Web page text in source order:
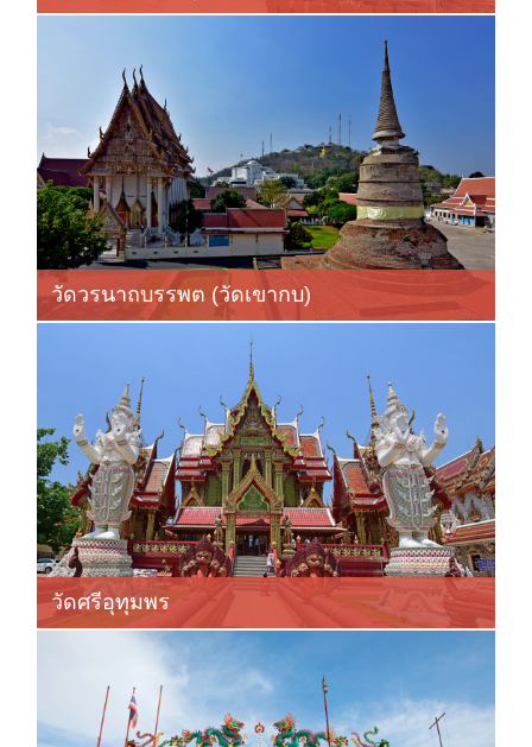
วัดวรนาถบรรพต (วัดเขากบ)
วัดศรีอุทุมพร